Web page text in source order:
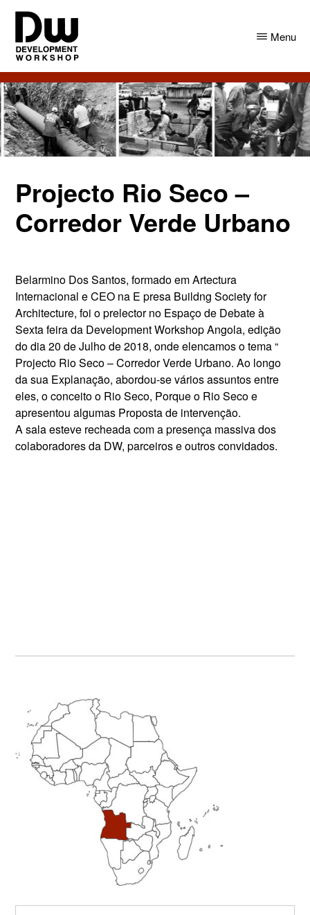
Skip
main
content
Skip
primary
sidebar
DW
Angola
Development
Workshop
Angola
Menu
Projecto Rio Seco –
Corredor Verde Urbano
Belarmino Dos Santos, formado em Artectura
Internacional e CEO na E presa Buildng Society for
Architecture, foi o prelector no Espaço de Debate à
Sexta feira da Development Workshop Angola, edição
do dia 20 de Julho de 2018, onde elencamos o tema “
Projecto Rio Seco – Corredor Verde Urbano. Ao longo
da sua Explanação, abordou-se vários assuntos entre
eles, o conceito o Rio Seco, Porque o Rio Seco e
apresentou algumas Proposta de intervenção.
A sala esteve recheada com a presença massiva dos
colaboradores da DW, parceiros e outros convidados.
Primary
Sidebar